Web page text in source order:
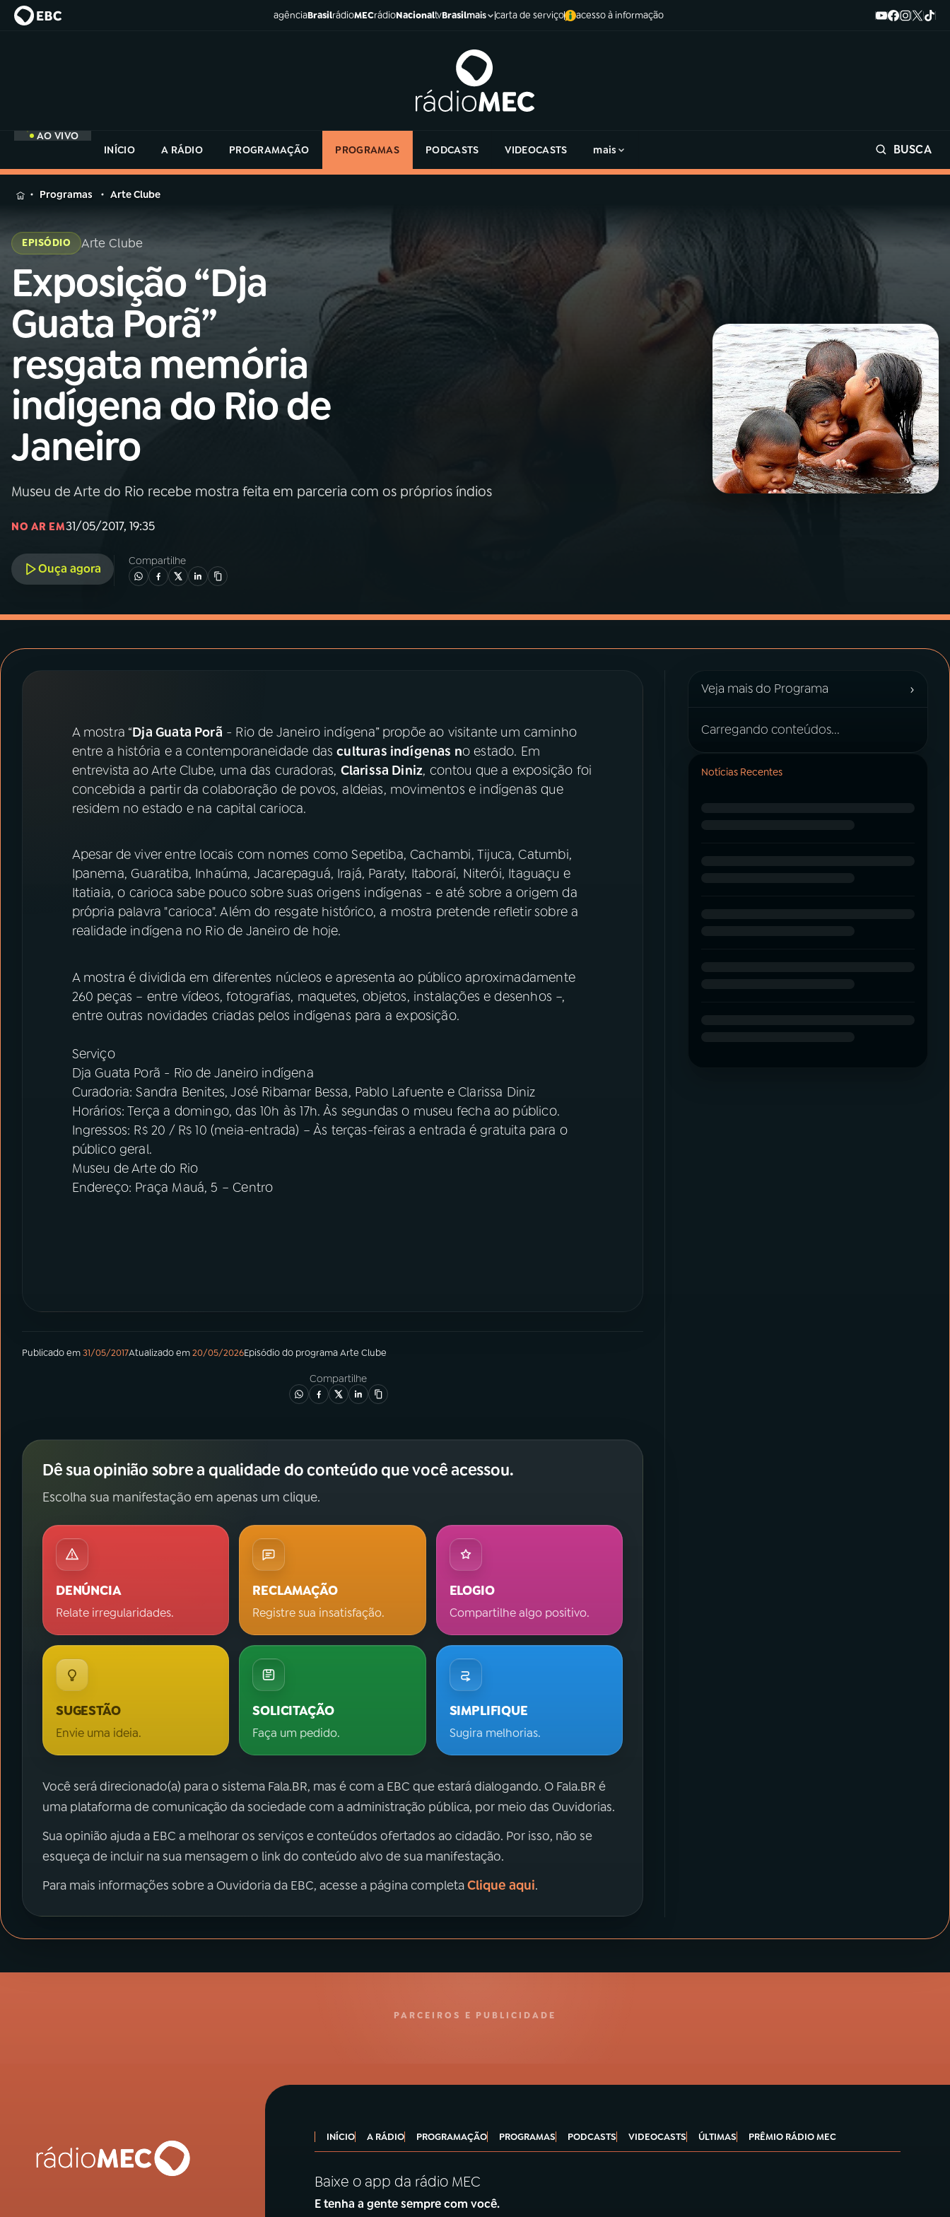
agênciaBrasilrádioMECrádioNacionaltvBrasilmais carta de serviço acesso à informação
AO VIVO
INÍCIO
A RÁDIO PROGRAMAÇÃO PROGRAMAS PODCASTS VIDEOCASTS mais BUSCA
MENU
Buscar
na
Rádio
MEC
Buscar
Início AO VIVO
01INÍCIO
02A RÁDIO
03 PROGRAMAÇÃO
04PROGRAMAS
ACOMPANHE A RÁDIO MEC
Facebook
na
Rádio
Programas Arte Clube
EPISÓDIO Arte Clube
Exposição “Dja
Guata Porã”
resgata memória
indígena do Rio de
Janeiro
Museu de Arte do Rio recebe mostra feita em parceria com os próprios índios
NO AR EM31/05/2017, 19:35
Ouça agora
Compartilhe
A mostra “Dja Guata Porã - Rio de Janeiro indígena” propõe ao visitante um caminho
entre a história e a contemporaneidade dasculturas indígenas no estado. Em
entrevista ao Arte Clube, uma das curadoras, Clarissa Diniz, contou que a exposição foi
concebida a partir da colaboração de povos, aldeias, movimentos e indígenas que
residem no estado e na capital carioca.
Apesar de viver entre locais com nomes como Sepetiba, Cachambi, Tijuca, Catumbi,
Ipanema, Guaratiba, Inhaúma, Jacarepaguá, Irajá, Paraty, Itaboraí, Niterói, Itaguaçu e
Itatiaia, o carioca sabe pouco sobre suas origens indígenas - e até sobre a origem da
própria palavra "carioca". Além do resgate histórico, a mostra pretende refletir sobre a
realidade indígena no Rio de Janeiro de hoje.
A mostra é dividida em diferentes núcleos e apresenta ao público aproximadamente
260 peças – entre vídeos, fotografias, maquetes, objetos, instalações e desenhos –,
entre outras novidades criadas pelos indígenas para a exposição.
Serviço
Dja Guata Porã - Rio de Janeiro indígena
Curadoria: Sandra Benites, José Ribamar Bessa, Pablo Lafuente e Clarissa Diniz
Horários: Terça a domingo, das 10h às 17h. Às segundas o museu fecha ao público.
Ingressos: R$ 20 / R$ 10 (meia-entrada) – Às terças-feiras a entrada é gratuita para o
público geral.
Museu de Arte do Rio
Endereço: Praça Mauá, 5 – Centro
Publicado em31/05/2017Atualizado em20/05/2026Episódiodo programaArte Clube
Compartilhe
Dê sua opinião sobre a qualidade do conteúdo que você acessou.
Escolha sua manifestação em apenas um clique.
DENÚNCIA
Relate irregularidades.
RECLAMAÇÃO
Registre sua insatisfação.
ELOGIO
Compartilhe algo positivo.
SUGESTÃO
Envie uma ideia.
SOLICITAÇÃO
Faça um pedido.
SIMPLIFIQUE
Sugira melhorias.
Você será direcionado(a) para o sistema Fala.BR, mas é com a EBC que estará dialogando. O Fala.BR é
uma plataforma de comunicação da sociedade com a administração pública, por meio das Ouvidorias.
Sua opinião ajuda a EBC a melhorar os serviços e conteúdos ofertados ao cidadão. Por isso, não se
esqueça de incluir na sua mensagem o link do conteúdo alvo de sua manifestação.
Para mais informações sobre a Ouvidoria da EBC, acesse a página completaClique aqui.
Veja mais do Programa ›
Carregando conteúdos...
Notícias Recentes
PARCEIROS E PUBLICIDADE
INÍCIO A RÁDIO PROGRAMAÇÃO PROGRAMAS PODCASTS VIDEOCASTS ÚLTIMAS PRÊMIO RÁDIO MEC
Baixe o app da rádio MEC
E tenha a gente sempre com você.